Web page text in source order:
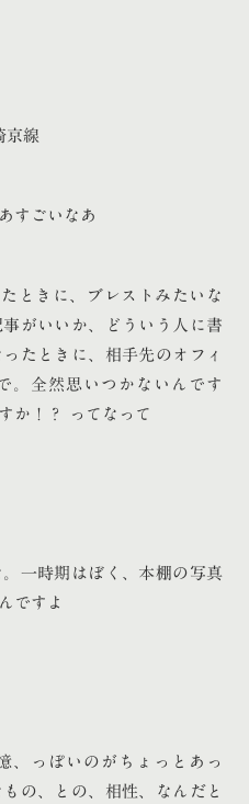
京線
すごいなあ
ときに、ブレストみたいな
がいいか、どういう人に書
たときに、相手先のオフィ
。全然思いつかないんです
か！？ ってなって
一時期はぼく、本棚の写真
ですよ
、っぽいのがちょっとあっ
の、との、相性、なんだと